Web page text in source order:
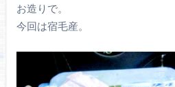
お造りで。
今回は宿毛産。